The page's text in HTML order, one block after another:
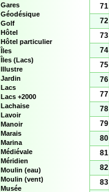
Gares
Géodésique
Golf
Hôtel
Hôtel particulier
Îles
Îles (Lacs)
Illustre
Jardin
Lacs
Lacs +2000
Lachaise
Lavoir
Manoir
Marais
Marina
Médiévale
Méridien
Moulin (eau)
Moulin (vent)
Musée
71
72
73
74
75
76
77
78
79
80
81
82
83